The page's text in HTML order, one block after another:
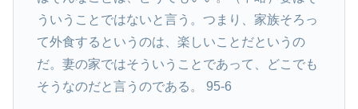
ういうことではないと言う。つまり、家族そろっ
て外食するというのは、楽しいことだというの
だ。妻の家ではそういうことであって、どこでも
そうなのだと言うのである。 95-6